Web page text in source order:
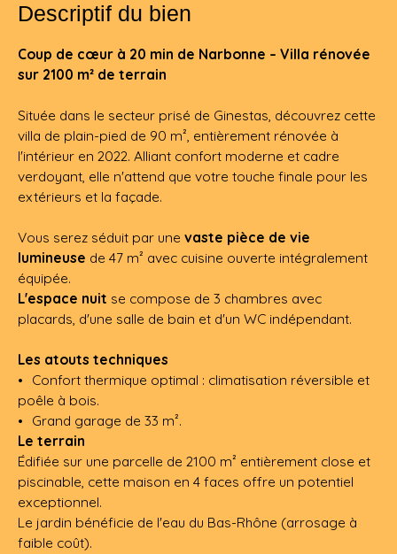
Descriptif du bien
Coup de cœur à 20 min de Narbonne – Villa rénovée
sur 2100 m² de terrain
Située dans le secteur prisé de Ginestas, découvrez cette
villa de plain-pied de 90 m², entièrement rénovée à
l'intérieur en 2022. Alliant confort moderne et cadre
verdoyant, elle n'attend que votre touche finale pour les
extérieurs et la façade.
Vous serez séduit par une vaste pièce de vie
lumineuse de 47 m² avec cuisine ouverte intégralement
équipée.
L'espace nuit se compose de 3 chambres avec
placards, d'une salle de bain et d'un WC indépendant.
Les atouts techniques
Confort thermique optimal : climatisation réversible et
poêle à bois.
Grand garage de 33 m².
Le terrain
Édifiée sur une parcelle de 2100 m² entièrement close et
piscinable, cette maison en 4 faces offre un potentiel
exceptionnel.
Le jardin bénéficie de l'eau du Bas-Rhône (arrosage à
faible coût).